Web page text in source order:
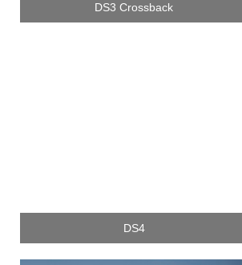
DS3 Crossback
DS4